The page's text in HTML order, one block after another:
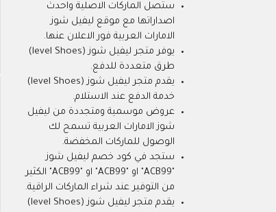
ستصل الماركات الاصلية واحدث
اصداراتها مع موقع ليفيل شوز
الامارات العربية فور الاعلان عنها.
يوفر متجر ليفيل شوز (level Shoes)
طرق متعددة للدفع.
يقدم متجر ليفيل شوز (level Shoes)
خدمة الدفع عند الاستلام.
عروض موسمية ومتجددة من ليفيل
شوز الامارات العربية تسمح لك
الوصول للماركات المخفضة.
ستجد في كود خصم ليفيل شوز
"ACB99" او "ACB99" او "ACB99" الكثير
من التوفير عند شراء الماركات الراقية.
يقدم متجر ليفيل شوز (level Shoes)